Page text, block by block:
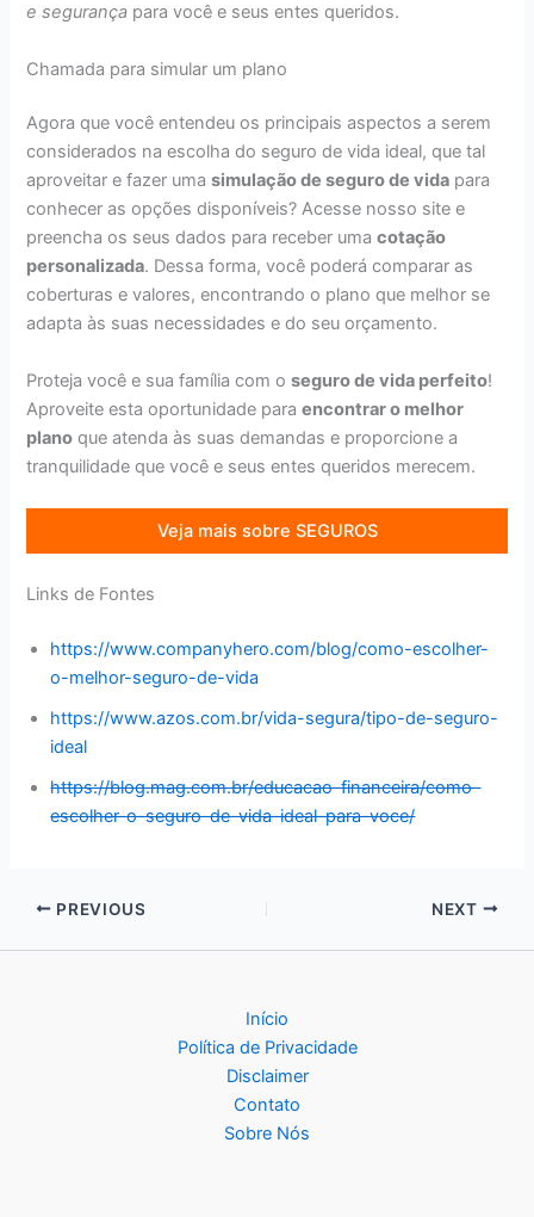
e segurança para você e seus entes queridos.
Chamada para simular um plano
Agora que você entendeu os principais aspectos a serem
considerados na escolha do seguro de vida ideal, que tal
aproveitar e fazer umasimulação de seguro de vida para
conhecer as opções disponíveis? Acesse nosso site e
preencha os seus dados para receber umacotação
personalizada. Dessa forma, você poderá comparar as
coberturas e valores, encontrando o plano que melhor se
adapta às suas necessidades e do seu orçamento.
Proteja você e sua família com oseguro de vida perfeito!
Aproveite esta oportunidade paraencontrar o melhor
plano que atenda às suas demandas e proporcione a
tranquilidade que você e seus entes queridos merecem.
Veja mais sobre SEGUROS
Links de Fontes
https://www.companyhero.com/blog/como-escolher-
o-melhor-seguro-de-vida
https://www.azos.com.br/vida-segura/tipo-de-seguro-
ideal
https://blog.mag.com.br/educacao-financeira/como-
escolher-o-seguro-de-vida-ideal-para-voce/
PREVIOUS NEXT
Início
Política de Privacidade
Disclaimer
Contato
Sobre Nós